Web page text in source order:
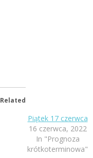
Related
Piątek 17 czerwca
16 czerwca, 2022
In "Prognoza
krótkoterminowa"